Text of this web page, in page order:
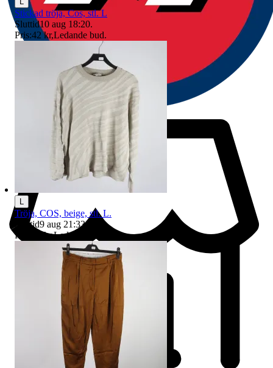
Stickad tröja, Cos, stl. L
Sluttid10 aug 18:20.
Pris:42 kr,Ledande bud.
L
Tröja, COS, beige, stl. L.
Sluttid9 aug 21:33.
Pris:
12 kr,Ledande bud